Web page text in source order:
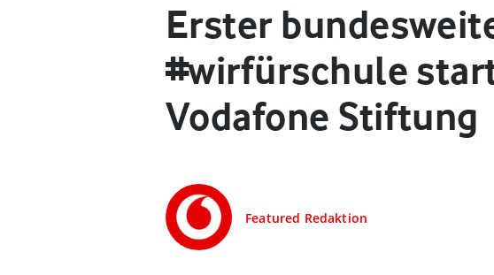
Erster
#wirfürschule
Vodafone Stiftung
Featured Redaktion